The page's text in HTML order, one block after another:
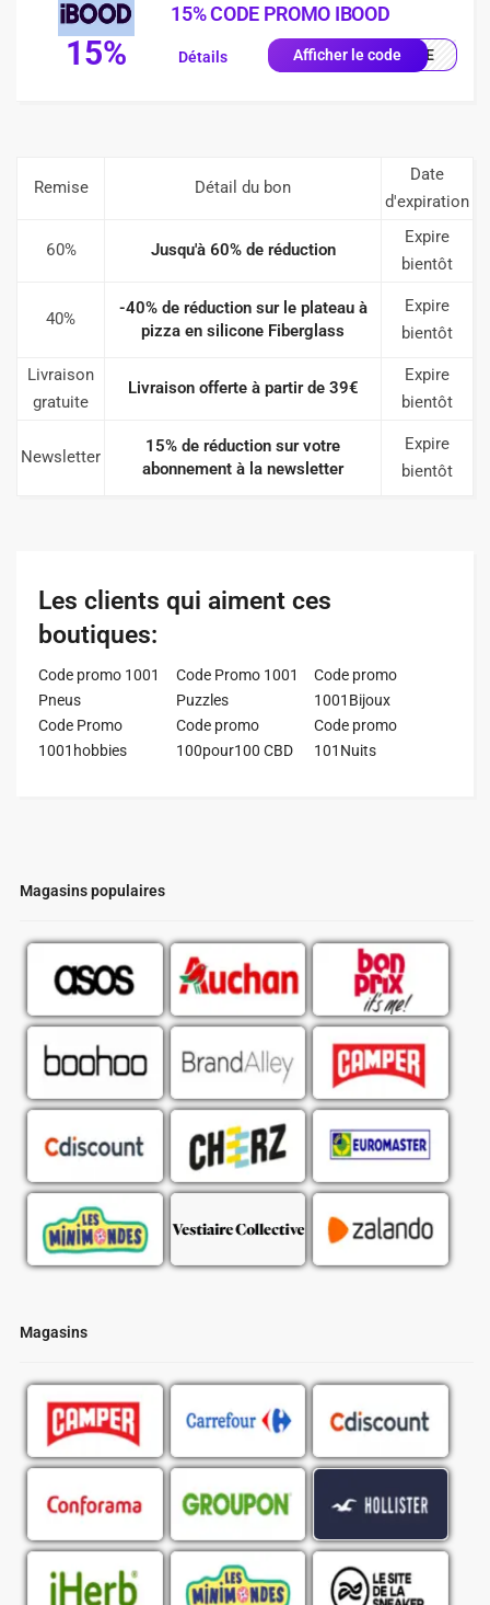
Magasins populaires
Magasins
15%
15% CODE PROMO IBOOD
Afficher le codeIQUE
Détails
Remise Détail du bon
Date
d'expiration
60% Jusqu'à 60% de réduction
Expire
bientôt
40%
-40% de réduction sur le plateau à
pizza en silicone Fiberglass
Expire
bientôt
Livraison
gratuite
Livraison offerte à partir de 39€
Expire
bientôt
Newsletter
15% de réduction sur votre
abonnement à la newsletter
Expire
bientôt
Les clients qui aiment ces
boutiques:
Code promo 1001
Pneus
Code Promo 1001
Puzzles
Code promo
1001Bijoux
Code Promo
1001hobbies
Code promo
100pour100 CBD
Code promo
101Nuits